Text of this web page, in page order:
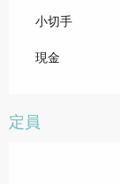
小切手
現金
定員